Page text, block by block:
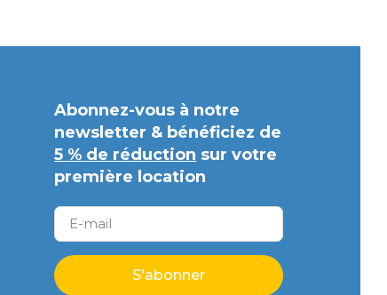
Abonnez-vous à notre
newsletter & bénéficiez de
5 % de réduction sur votre
première location
S'abonner